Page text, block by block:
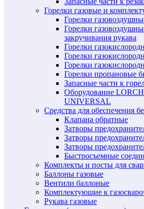
Горелки газовые и
Горелки
Горелки
закручивания рукава
Горелки
Горелки
Горелки
Горелки пропановые
Запасные части к
Оборудование
UNIVERSAL
Средства для обеспечения
Клапана обратные
Затворы
Затворы
Затворы
Быстросъемные
Комплекты и посты для
Баллоны газовые
Вентили баллоные
Комплектующие к
Рукава газовые